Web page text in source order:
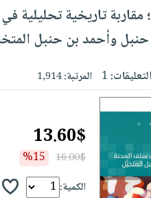
مقاربة تاريخية تحليلية
وأحمد بن حنبل
التعليقات:1 المرتبة:1,914
13.60$
16.00$
%15
الكمية: